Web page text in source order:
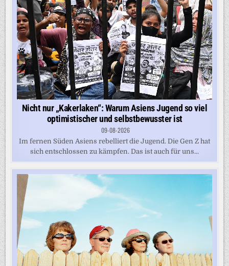
Nicht nur „Kakerlaken“: Warum Asiens Jugend so viel
optimistischer und selbstbewusster ist
09-08-2026
Im fernen Süden Asiens rebelliert die Jugend. Die Gen Z hat
sich entschlossen zu kämpfen. Das ist auch für uns...